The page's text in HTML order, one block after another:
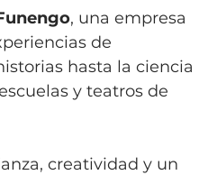
, una empresa
de
hasta la ciencia
y teatros de
creatividad y un